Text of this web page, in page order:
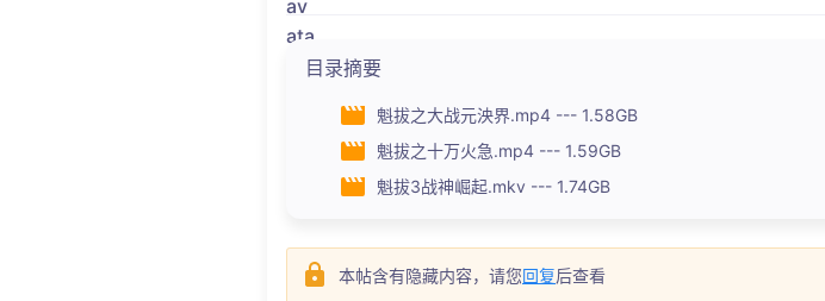
目录摘要
魁拔之大战元泱界.mp4 --- 1.58GB
魁拔之十万火急.mp4 --- 1.59GB
魁拔3战神崛起.mkv --- 1.74GB
本帖含有隐藏内容，请您回复后查看